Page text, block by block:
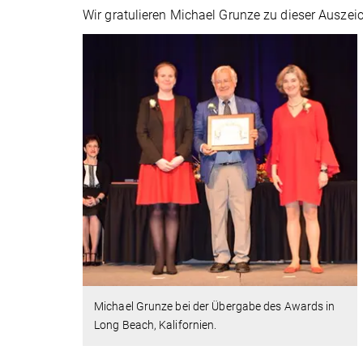
Wir gratulieren Michael Grunze zu dieser
Michael Grunze bei der Übergabe des Awards in
Long Beach, Kalifornien.